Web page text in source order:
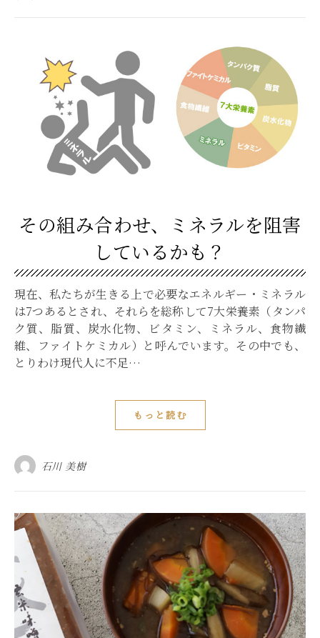
その組み合わせ、ミネラルを阻害
しているかも？
現在、私たちが生きる上で必要なエネルギー・ミネラル
は7つあるとされ、それらを総称して7大栄養素（タンパ
ク質、脂質、炭水化物、ビタミン、ミネラル、食物繊
維、ファイトケミカル）と呼んでいます。その中でも、
とりわけ現代人に不足…
もっと読む
石川 美樹